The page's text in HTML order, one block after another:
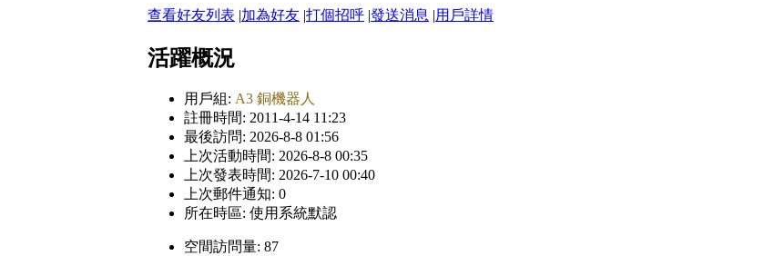
查看好友列表 |加為好友 |打個招呼 |發送消息 |用戶詳情
活躍概況
用戶組: A3 銅機器人
註冊時間: 2011-4-14 11:23
最後訪問: 2026-8-8 01:56
上次活動時間: 2026-8-8 00:35
上次發表時間: 2026-7-10 00:40
上次郵件通知: 0
所在時區: 使用系統默認
空間訪問量: 87